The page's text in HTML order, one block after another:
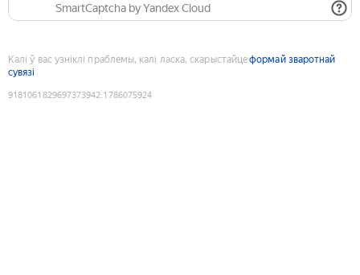
SmartCaptcha by Yandex Cloud
Калі ў вас узніклі праблемы, калі ласка, скарыстайцеформай зваротнай
сувязі
9181061829697373942:1786075924